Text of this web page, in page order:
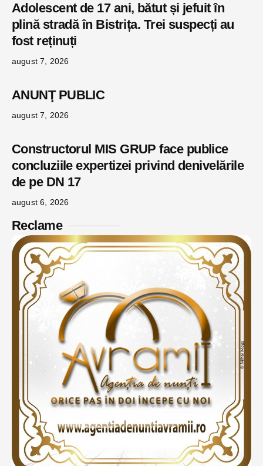
Adolescent de 17 ani, bătut și jefuit în
plină stradă în Bistrița. Trei suspecți au
fost reținuți
august 7, 2026
ANUNŢ PUBLIC
august 7, 2026
Constructorul MIS GRUP face publice
concluziile expertizei privind denivelările
de pe DN 17
august 6, 2026
Reclame